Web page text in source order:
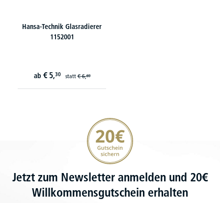
Hansa-Technik Glasradierer
1152001
ab € 5,30 statt€ 6,69
20€ Gutschein sichern
Jetzt zum Newsletter anmelden und 20€
Willkommensgutschein erhalten